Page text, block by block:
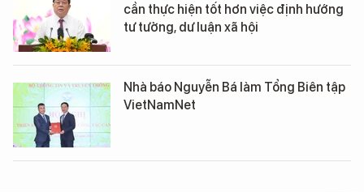
cần thực hiện tốt hơn việc định hướng
tư tưởng, dư luận xã hội
Nhà báo Nguyễn Bá làm Tổng Biên tập
VietNamNet